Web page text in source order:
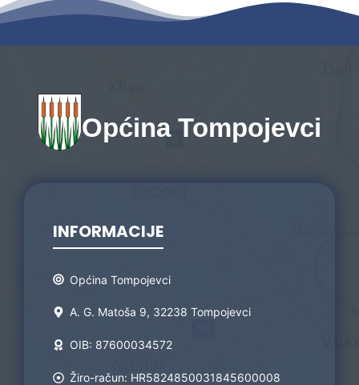
Općina Tompojevci
INFORMACIJE
Općina Tompojevci
A. G. Matoša 9, 32238 Tompojevci
OIB: 87600034572
Žiro-račun: HR5824850031845600008